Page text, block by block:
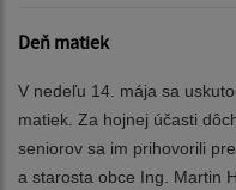
Deň matiek
V nedeľu 14. mája sa
matiek. Za hojnej účasti
seniorov sa im prihovorili
a starosta obce Ing. Martin